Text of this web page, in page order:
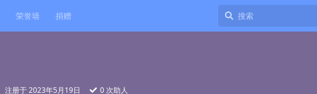
荣誉墙 捐赠
注册于2023年5月19日 0 次助人